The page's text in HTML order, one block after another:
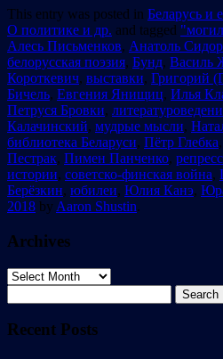
This entry was posted in Беларусь и
О политике и др. and tagged
Алесь Письменков, Анатоль
белорусская поэзия, Бунд, Василь
Короткевич, выставки, Григорий
Бичель, Евгения Янищиц, Илья
Петруся Бровки,
Калачинский, мудрые мысли,
библиотека Беларуси, Пётр Глебка,
Пестрак, Пимен Панченко,
истории, советско-финская война,
Берёзкин, юбилеи, Юлия Канэ,
2018 by Aaron Shustin.
Archives
Archives
for:
Recent Posts